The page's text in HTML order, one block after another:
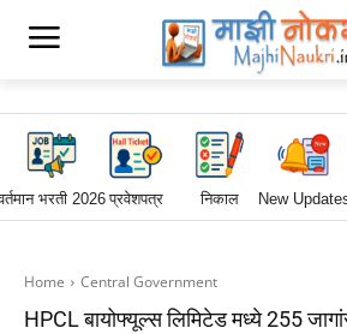
भरती 2026प्रवेशपत्र निकाल New
Home Central Government
HPCL बायोफ्यूल्स लिमिटेड मध्ये 255